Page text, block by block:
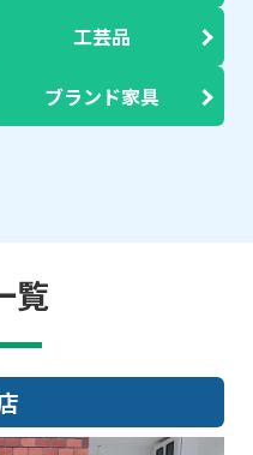
工芸品
ブランド家具
覧